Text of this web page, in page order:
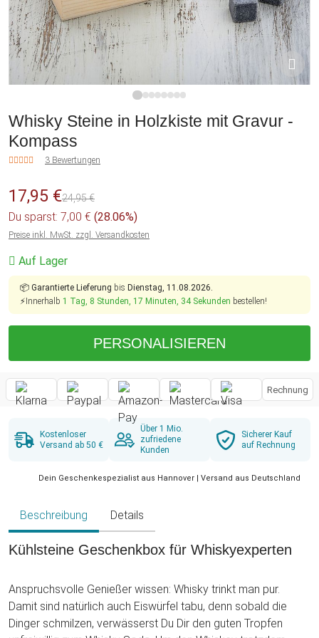
Whisky Steine in Holzkiste mit Gravur -
Kompass
3 Bewertungen
17,95 €24,95 €
Du sparst: 7,00 € (28.06%)
Preise inkl. MwSt. zzgl. Versandkosten
Auf Lager
📦 Garantierte Lieferung bis Dienstag, 11.08.2026.
⚡Innerhalb 1 Tag, 8 Stunden, 17 Minuten, 34 Sekunden bestellen!
PERSONALISIEREN
Rechnung
Kostenloser
Versand ab 50 €
Über 1 Mio.
zufriedene
Kunden
Sicherer Kauf
auf Rechnung
Dein Geschenkespezialist aus Hannover | Versand aus Deutschland
Beschreibung Details
Kühlsteine Geschenkbox für Whiskyexperten
Anspruchsvolle Genießer wissen: Whisky trinkt man pur.
Damit sind natürlich auch Eiswürfel tabu, denn sobald die
Dinger schmilzen, verwässerst Du Dir den guten Tropfen